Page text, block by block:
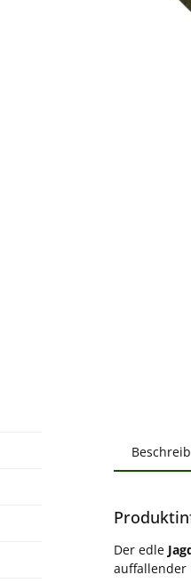
Der edle
auffallender